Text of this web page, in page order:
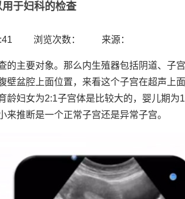
于妇科的检查
16:41 浏览次数： 来源：
主要对象。那么内生殖器包括阴道、子
盆腔上面位置，来看这个子宫在超声上
妇女为2:1子宫体是比较大的，婴儿期
推断是一个正常子宫还是异常子宫。